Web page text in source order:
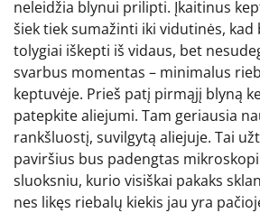
neleidžia blynui prilipti. Įkaitinus
šiek tiek sumažinti iki vidutinės, kad
tolygiai iškepti iš vidaus, bet
svarbus momentas – minimalus
keptuvėje. Prieš patį pirmąjį blyną
patepkite aliejumi. Tam geriausia
rankšluostį, suvilgytą aliejuje. Tai
paviršius bus padengtas
sluoksniu, kurio visiškai pakaks
nes likęs riebalų kiekis jau yra